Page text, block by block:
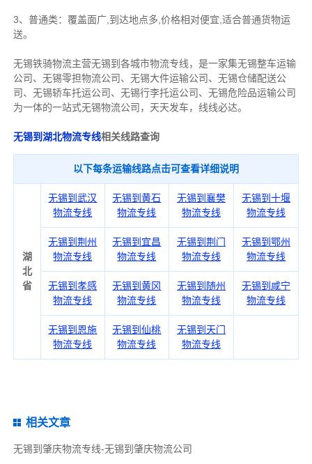
3、普通类：覆盖面广,到达地点多,价格相对便宜,适合普通货物运
送。
无锡铁骑物流主营无锡到各城市物流专线，是一家集无锡整车运输
公司、 无锡零担物流公司、 无锡大件运输公司、 无锡仓储配送公
司、 无锡轿车托运公司、 无锡行李托运公司、 无锡危险品运输公司
为一体的一站式无锡物流公司 ，天天发车，线线必达。
无锡到湖北物流专线相关线路查询
以下每条运输线路点击可查看详细说明
湖
北
省
无锡到武汉
物流专线
无锡到黄石
物流专线
无锡到襄樊
物流专线
无锡到十堰
物流专线
无锡到荆州
物流专线
无锡到宜昌
物流专线
无锡到荆门
物流专线
无锡到鄂州
物流专线
无锡到孝感
物流专线
无锡到黄冈
物流专线
无锡到随州
物流专线
无锡到咸宁
物流专线
无锡到恩施
物流专线
无锡到仙桃
物流专线
无锡到天门
物流专线
相关文章
无锡到肇庆物流专线-无锡到肇庆物流公司